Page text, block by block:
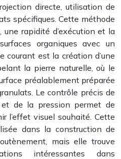
directe, utilisation de
spécifiques. Cette méthode
rapidité d’exécution et la
organiques avec un
courant est la création d’une
la pierre naturelle, où le
préalablement préparée
Le contrôle précis de
de la pression permet de
l’effet visuel souhaité. Cette
dans la construction de
mais elle trouve
intéressantes dans